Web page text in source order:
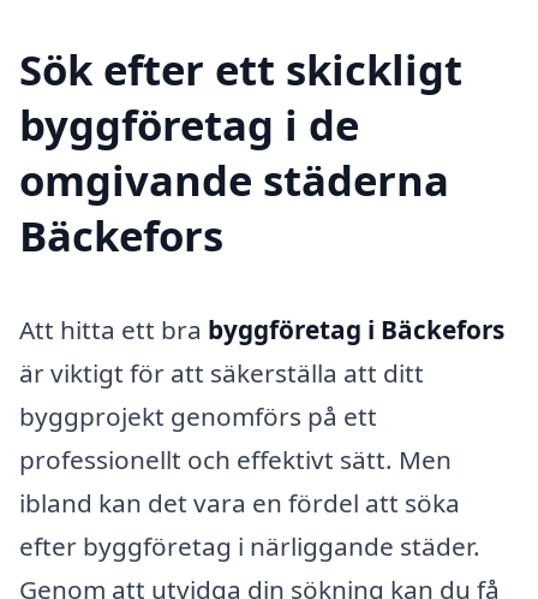
Sök efter ett skickligt
byggföretag i de
omgivande städerna
Bäckefors
Att hitta ett bra byggföretag i Bäckefors
är viktigt för att säkerställa att ditt
byggprojekt genomförs på ett
professionellt och effektivt sätt. Men
ibland kan det vara en fördel att söka
efter byggföretag i närliggande städer.
Genom att utvidga din sökning kan du få